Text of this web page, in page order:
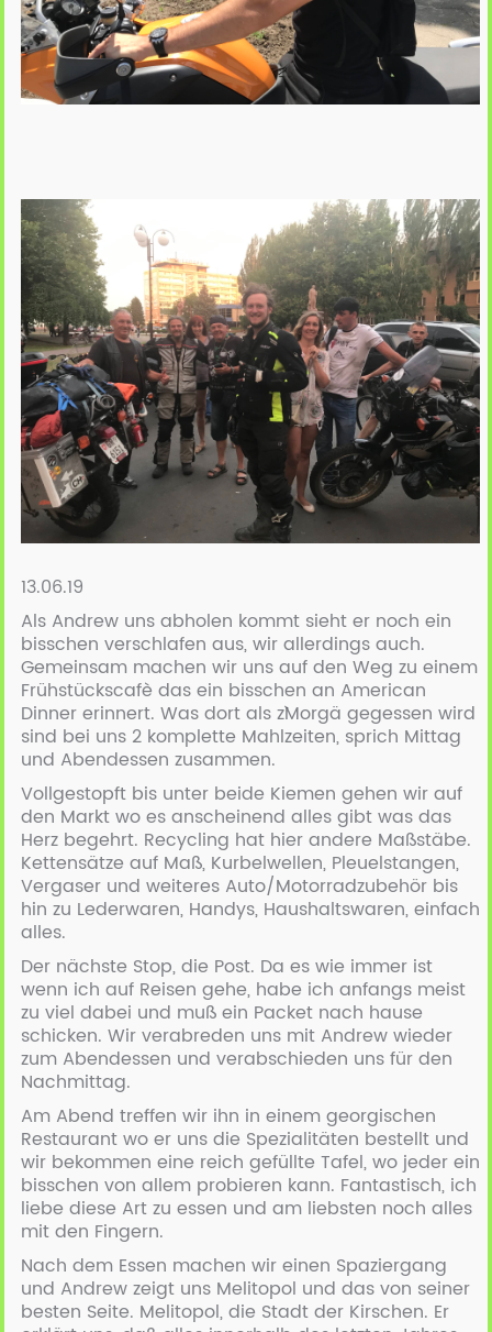
13.06.19
Als Andrew uns abholen kommt sieht er noch ein
bisschen verschlafen aus, wir allerdings auch.
Gemeinsam machen wir uns auf den Weg zu einem
Frühstückscafè das ein bisschen an American
Dinner erinnert. Was dort als z`Morgä gegessen wird
sind bei uns 2 komplette Mahlzeiten, sprich Mittag
und Abendessen zusammen.
Vollgestopft bis unter beide Kiemen gehen wir auf
den Markt wo es anscheinend alles gibt was das
Herz begehrt. Recycling hat hier andere Maßstäbe.
Kettensätze auf Maß, Kurbelwellen, Pleuelstangen,
Vergaser und weiteres Auto/Motorradzubehör bis
hin zu Lederwaren, Handys, Haushaltswaren, einfach
alles.
Der nächste Stop, die Post. Da es wie immer ist
wenn ich auf Reisen gehe, habe ich anfangs meist
zu viel dabei und muß ein Packet nach hause
schicken. Wir verabreden uns mit Andrew wieder
zum Abendessen und verabschieden uns für den
Nachmittag.
Am Abend treffen wir ihn in einem georgischen
Restaurant wo er uns die Spezialitäten bestellt und
wir bekommen eine reich gefüllte Tafel, wo jeder ein
bisschen von allem probieren kann. Fantastisch, ich
liebe diese Art zu essen und am liebsten noch alles
mit den Fingern.
Nach dem Essen machen wir einen Spaziergang
und Andrew zeigt uns Melitopol und das von seiner
besten Seite. Melitopol, die Stadt der Kirschen. Er